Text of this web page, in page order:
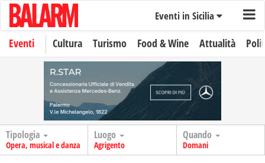
Eventi in Sicilia
Eventi Cultura Turismo Food & Wine Attualità
Tipologia
Opera, musical e danza
Luogo
Agrigento
Quando
Domani